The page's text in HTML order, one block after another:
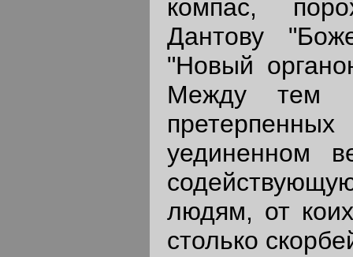
компас,
Дантову
"Новый
Между тем
уединенном
людям, от
столько